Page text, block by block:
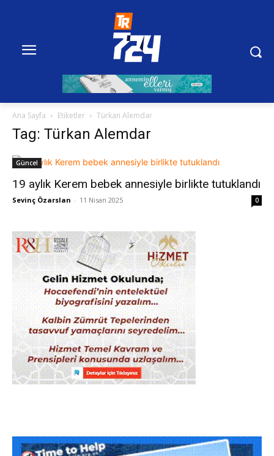
Ana Sayfa Etiketler Türkan Alemdar
Tag: Türkan Alemdar
Güncel
19 aylık Kerem bebek annesiyle birlikte tutuklandı
Sevinç Özarslan - 11 Nisan 2025 0